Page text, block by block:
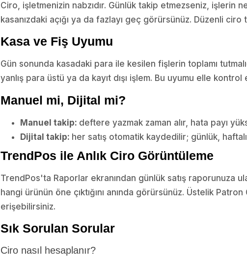
Ciro, işletmenizin nabzıdır. Günlük takip etmezseniz, işlerin
kasanızdaki açığı ya da fazlayı geç görürsünüz. Düzenli ciro
Kasa ve Fiş Uyumu
Gün sonunda kasadaki para ile kesilen fişlerin toplamı
yanlış para üstü ya da kayıt dışı işlem. Bu uyumu elle
Manuel mi, Dijital mi?
Manuel takip: deftere yazmak zaman alır, hata payı
Dijital takip: her satış otomatik kaydedilir; günlük,
TrendPos ile Anlık Ciro Görüntüleme
TrendPos'ta Raporlar ekranından günlük satış raporunuza
hangi ürünün öne çıktığını anında görürsünüz. Üstelik
erişebilirsiniz.
Sık Sorulan Sorular
Ciro nasıl hesaplanır?